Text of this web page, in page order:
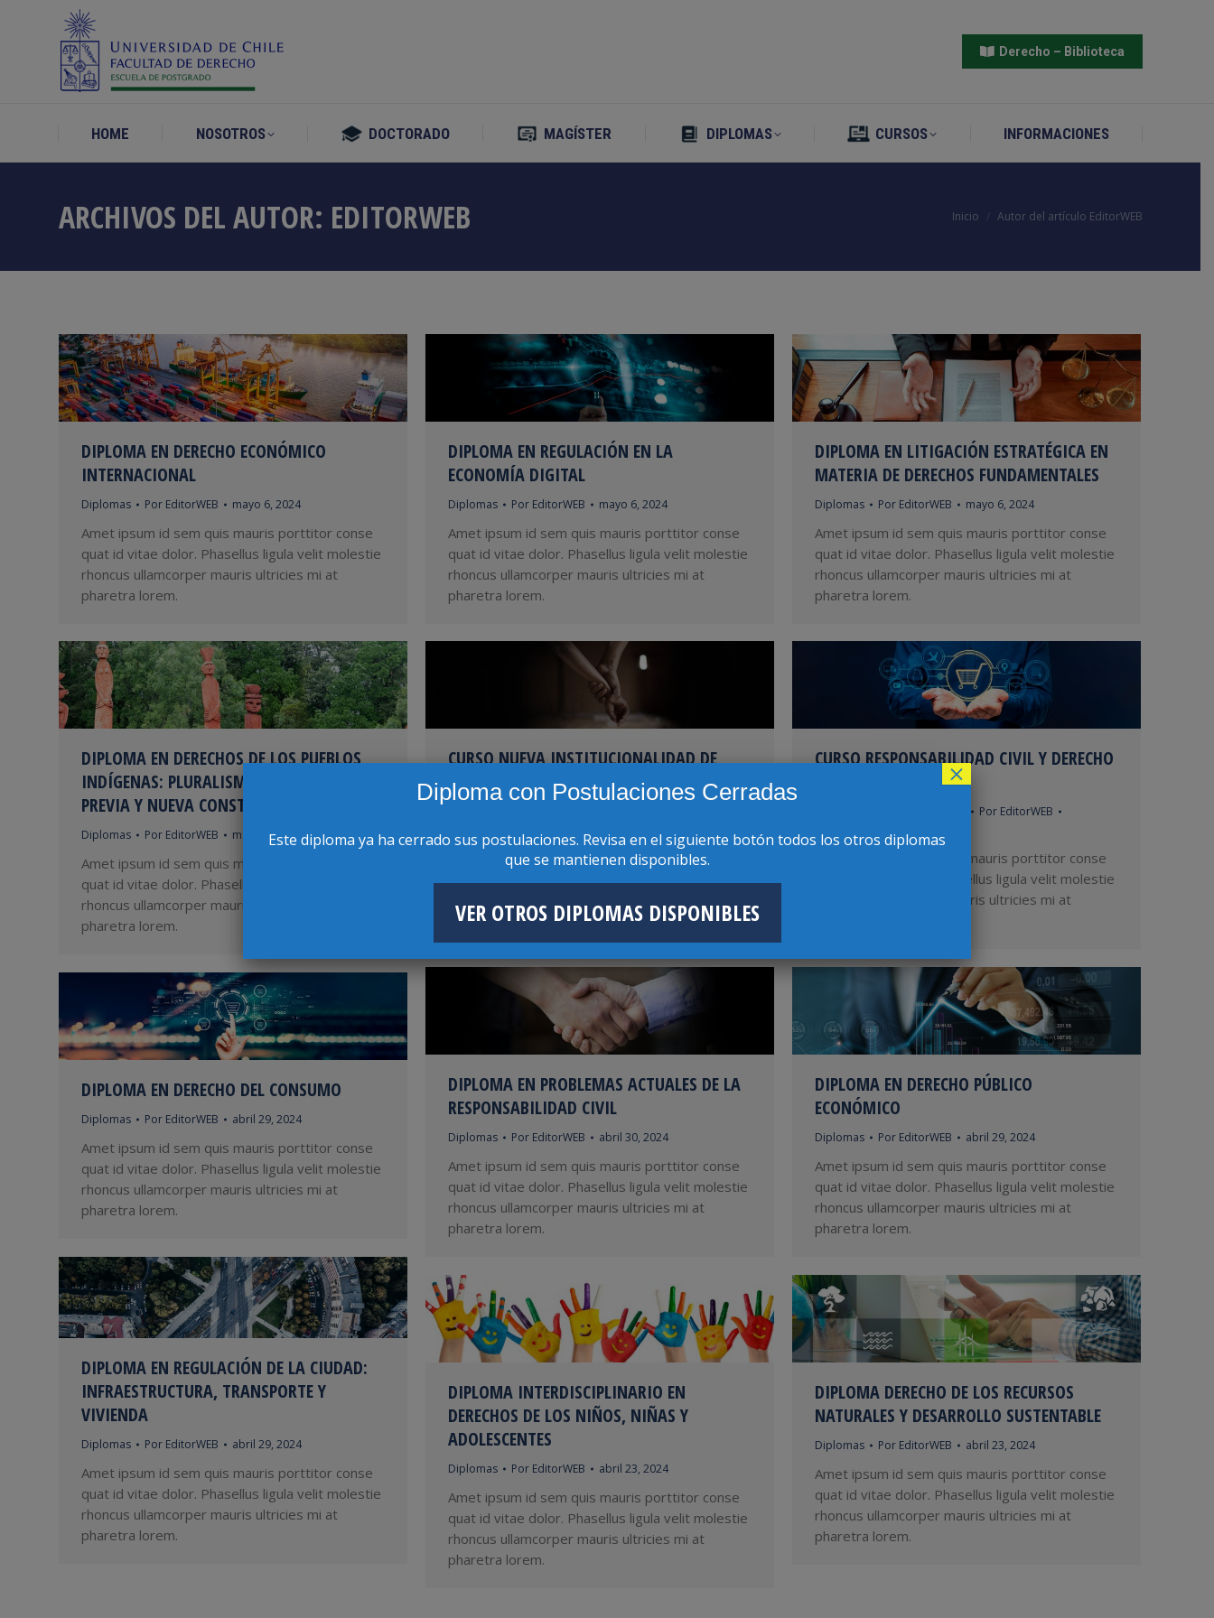
Derecho – Biblioteca
HOME NOSOTROS DOCTORADO MAGÍSTER DIPLOMAS CURSOS INFORMACIONES
ARCHIVOS DEL AUTOR: EDITORWEB Estás aquí:
Inicio Autor del artículo EditorWEB
DIPLOMA EN DERECHO ECONÓMICO
INTERNACIONAL
Diplomas Por EditorWEB mayo 6, 2024
Amet ipsum id sem quis mauris porttitor conse
quat id vitae dolor. Phasellus ligula velit molestie
rhoncus ullamcorper mauris ultricies mi at
pharetra lorem.
DIPLOMA EN REGULACIÓN EN LA
ECONOMÍA DIGITAL
Diplomas Por EditorWEB mayo 6, 2024
Amet ipsum id sem quis mauris porttitor conse
quat id vitae dolor. Phasellus ligula velit molestie
rhoncus ullamcorper mauris ultricies mi at
pharetra lorem.
DIPLOMA EN LITIGACIÓN ESTRATÉGICA EN
MATERIA DE DERECHOS FUNDAMENTALES
Diplomas Por EditorWEB mayo 6, 2024
Amet ipsum id sem quis mauris porttitor conse
quat id vitae dolor. Phasellus ligula velit molestie
rhoncus ullamcorper mauris ultricies mi at
pharetra lorem.
DIPLOMA EN DERECHOS DE LOS PUEBLOS
INDÍGENAS: PLURALISMO, CONSULTA
PREVIA Y NUEVA CONSTITUCIÓN
Diplomas Por EditorWEB mayo 2, 2024
Amet ipsum id sem quis mauris porttitor conse
quat id vitae dolor. Phasellus ligula velit molestie
rhoncus ullamcorper mauris ultricies mi at
pharetra lorem.
CURSO NUEVA INSTITUCIONALIDAD DE
INFANCIA Y ADOLESCENCIA
Amet ipsum id sem quis mauris porttitor conse
pharetra lorem.
CURSO RESPONSABILIDAD CIVIL Y DERECHO
Por EditorWEB
Amet ipsum id sem quis mauris porttitor conse
quat id vitae dolor. Phasellus ligula velit molestie
rhoncus ullamcorper mauris ultricies mi at
DIPLOMA EN PROBLEMAS ACTUALES DE LA
RESPONSABILIDAD CIVIL
Diplomas Por EditorWEB abril 30, 2024
Amet ipsum id sem quis mauris porttitor conse
quat id vitae dolor. Phasellus ligula velit molestie
rhoncus ullamcorper mauris ultricies mi at
pharetra lorem.
DIPLOMA EN DERECHO PÚBLICO
ECONÓMICO
Diplomas Por EditorWEB abril 29, 2024
Amet ipsum id sem quis mauris porttitor conse
quat id vitae dolor. Phasellus ligula velit molestie
rhoncus ullamcorper mauris ultricies mi at
pharetra lorem.
DIPLOMA EN DERECHO DEL CONSUMO
Diplomas Por EditorWEB abril 29, 2024
Amet ipsum id sem quis mauris porttitor conse
quat id vitae dolor. Phasellus ligula velit molestie
rhoncus ullamcorper mauris ultricies mi at
pharetra lorem.
DIPLOMA EN REGULACIÓN DE LA CIUDAD:
INFRAESTRUCTURA, TRANSPORTE Y
VIVIENDA
Diplomas Por EditorWEB abril 29, 2024
Amet ipsum id sem quis mauris porttitor conse
quat id vitae dolor. Phasellus ligula velit molestie
rhoncus ullamcorper mauris ultricies mi at
pharetra lorem.
DIPLOMA INTERDISCIPLINARIO EN
DERECHOS DE LOS NIÑOS, NIÑAS Y
ADOLESCENTES
Diplomas Por EditorWEB abril 23, 2024
Amet ipsum id sem quis mauris porttitor conse
quat id vitae dolor. Phasellus ligula velit molestie
rhoncus ullamcorper mauris ultricies mi at
pharetra lorem.
DIPLOMA DERECHO DE LOS RECURSOS
NATURALES Y DESARROLLO SUSTENTABLE
Diplomas Por EditorWEB abril 23, 2024
Amet ipsum id sem quis mauris porttitor conse
quat id vitae dolor. Phasellus ligula velit molestie
rhoncus ullamcorper mauris ultricies mi at
pharetra lorem.
Diploma con Postulaciones Cerradas
Este diploma ya ha cerrado sus postulaciones. Revisa en el siguiente botón todos los otros diplomas
que se mantienen disponibles.
VER OTROS DIPLOMAS DISPONIBLES
×
HOME INFORMACIONES